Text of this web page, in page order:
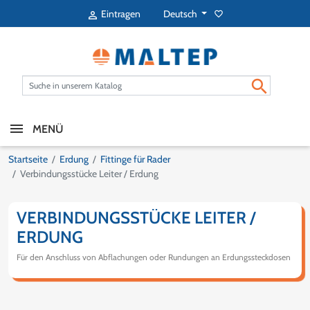
 Eintragen Deutsch favorite_border

MENÜ
Startseite Erdung
Fittinge für Rader
Verbindungsstücke Leiter / Erdung
VERBINDUNGSSTÜCKE LEITER /
ERDUNG
Für den Anschluss von Abflachungen oder Rundungen an Erdungssteckdosen